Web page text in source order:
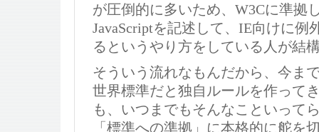
が圧倒的に多いため、W3Cに準拠
JavaScriptを記述して、IE向けに例
るというやり方をしている人が結
そういう流れなもんだから、今ま
世界標準だと独自ルールを作って
も、いつまでもそんなこといって
「標準への準拠」に本格的に舵を